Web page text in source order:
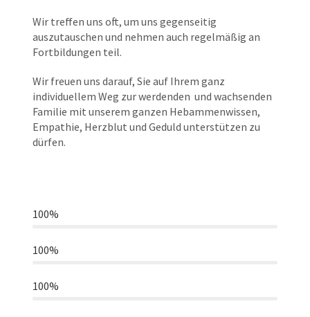
Wir treffen uns oft, um uns gegenseitig
auszutauschen und nehmen auch regelmäßig an
Fortbildungen teil.
Wir freuen uns darauf, Sie auf Ihrem ganz
individuellem Weg zur werdenden und wachsenden
Familie mit unserem ganzen Hebammenwissen,
Empathie, Herzblut und Geduld unterstützen zu
dürfen.
Einfühlvermügen
100%
Erreichbarkeit
100%
Kompetenz
100%